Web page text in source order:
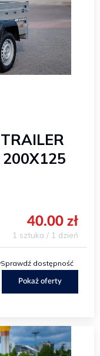
200X125
40.00 zł
1 sztuka / 1 dzień
Sprawdź dostępność
Pokaż oferty